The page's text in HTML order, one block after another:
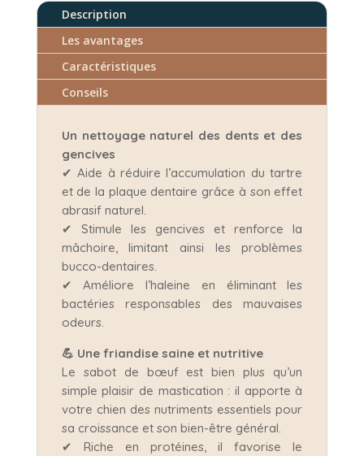
Description
Les avantages
Caractéristiques
Conseils
Un nettoyage naturel des dents et des
gencives
✔ Aide à réduire l’accumulation du tartre
et de la plaque dentaire grâce à son effet
abrasif naturel.
✔ Stimule les gencives et renforce la
mâchoire, limitant ainsi les problèmes
bucco-dentaires.
✔ Améliore l’haleine en éliminant les
bactéries responsables des mauvaises
odeurs.
💪 Une friandise saine et nutritive
Le sabot de bœuf est bien plus qu’un
simple plaisir de mastication : il apporte à
votre chien des nutriments essentiels pour
sa croissance et son bien-être général.
✔ Riche en protéines, il favorise le